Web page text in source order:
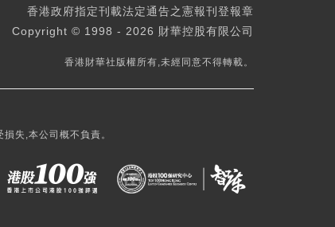
香港政府指定刊載法定通告之憲報刊登報章
Copyright © 1998 - 2026 財華控股有限公司
香港財華社版權所有,未經同意不得轉載。
失,本公司概不負責。